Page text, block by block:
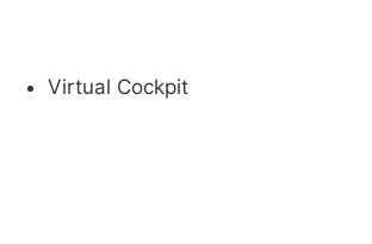
Virtual Cockpit